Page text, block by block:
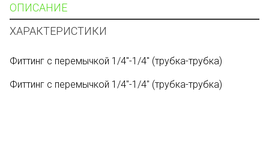
ОПИСАНИЕ
ХАРАКТЕРИСТИКИ
Фиттинг с перемычкой 1/4"-1/4" (трубка-трубка)
Фиттинг с перемычкой 1/4"-1/4" (трубка-трубка)